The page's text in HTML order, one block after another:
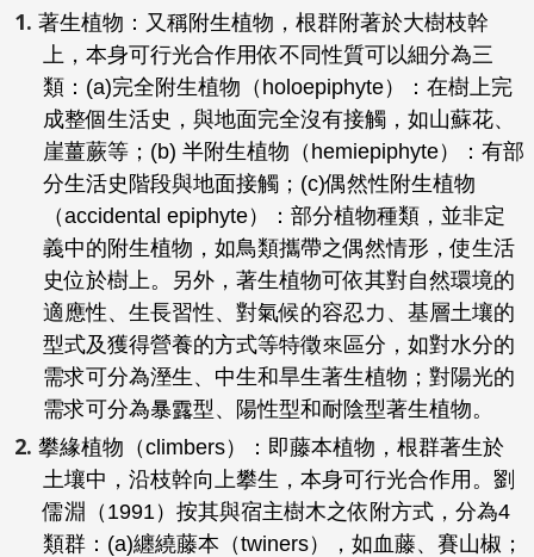
著生植物：又稱附生植物，根群附著於大樹枝幹
上，本身可行光合作用依不同性質可以細分為三
類：(a)完全附生植物（holoepiphyte）：在樹上完
成整個生活史，與地面完全沒有接觸，如山蘇花、
崖薑蕨等；(b) 半附生植物（hemiepiphyte）：有部
分生活史階段與地面接觸；(c)偶然性附生植物
（accidental epiphyte）：部分植物種類，並非定
義中的附生植物，如鳥類攜帶之偶然情形，使生活
史位於樹上。另外，著生植物可依其對自然環境的
適應性、生長習性、對氣候的容忍力、基層土壤的
型式及獲得營養的方式等特徵來區分，如對水分的
需求可分為溼生、中生和旱生著生植物；對陽光的
需求可分為暴露型、陽性型和耐陰型著生植物。
攀緣植物（climbers）：即藤本植物，根群著生於
土壤中，沿枝幹向上攀生，本身可行光合作用。劉
儒淵（1991）按其與宿主樹木之依附方式，分為4
類群：(a)纏繞藤本（twiners），如血藤、賽山椒；